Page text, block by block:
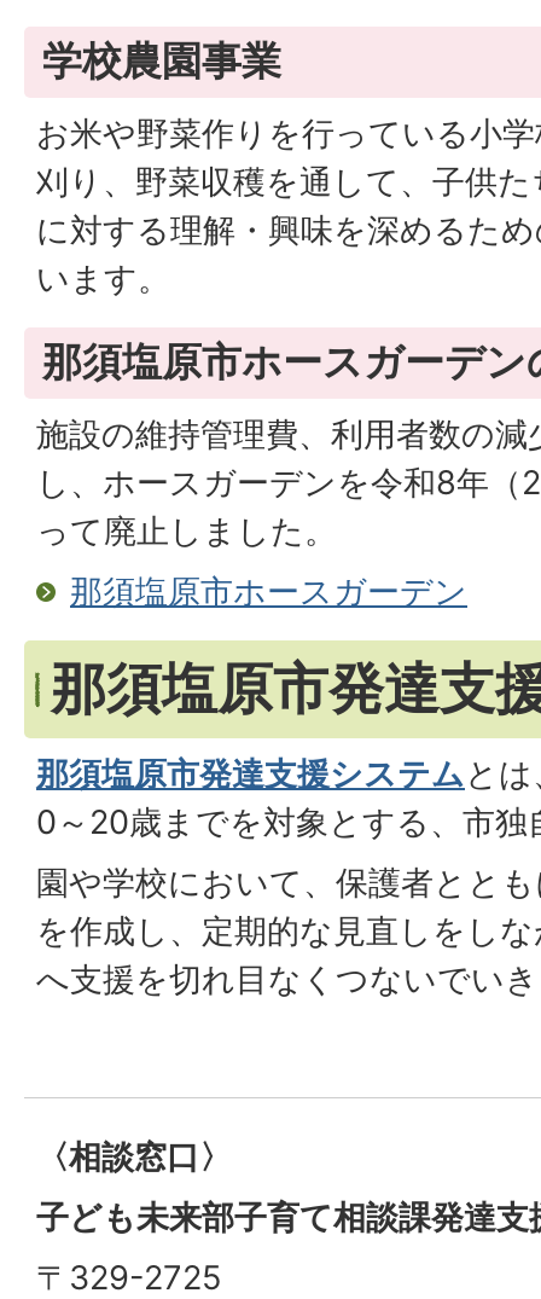
学校農園事業
お米や野菜作りを行っている小
刈り、野菜収穫を通して、子供
に対する理解・興味を深めるた
います。
那須塩原市ホースガーデ
施設の維持管理費、利用者数の
し、ホースガーデンを令和8年
って廃止しました。
那須塩原市ホースガーデン
那須塩原市発達支
那須塩原市発達支援システムと
0～20歳までを対象とする、市
園や学校において、保護者とと
を作成し、定期的な見直しをし
へ支援を切れ目なくつないでい
〈相談窓口〉
子ども未来部子育て相談課発達
〒329-2725